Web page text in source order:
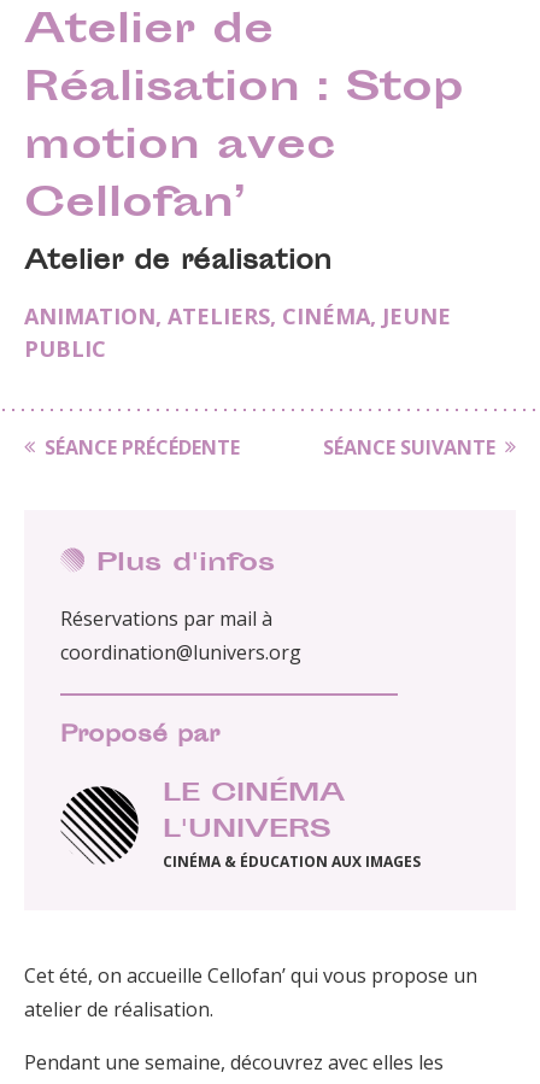
Atelier de
Réalisation : Stop
motion avec
Cellofan’
Atelier de réalisation
ANIMATION, ATELIERS, CINÉMA, JEUNE
PUBLIC
SÉANCE PRÉCÉDENTE SÉANCE SUIVANTE
Plus d'infos
Réservations par mail à
coordination@lunivers.org
Proposé par
LE CINÉMA
L'UNIVERS
CINÉMA & ÉDUCATION AUX IMAGES
Cet été, on accueille Cellofan’ qui vous propose un
atelier de réalisation.
Pendant une semaine, découvrez avec elles les